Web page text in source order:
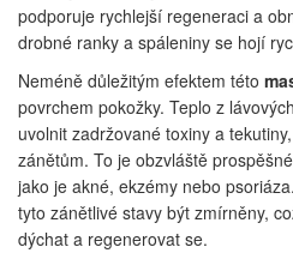
podporuje rychlejší regeneraci a
drobné ranky a spáleniny se hojí
Neméně důležitým efektem této
povrchem pokožky. Teplo z
uvolnit zadržované toxiny a
zánětům. To je obzvláště
jako je akné, ekzémy nebo
tyto zánětlivé stavy být zmírněny,
dýchat a regenerovat se.